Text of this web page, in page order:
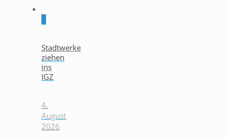
Stadtwerke
ziehen
ins
IGZ
4.
August
2026